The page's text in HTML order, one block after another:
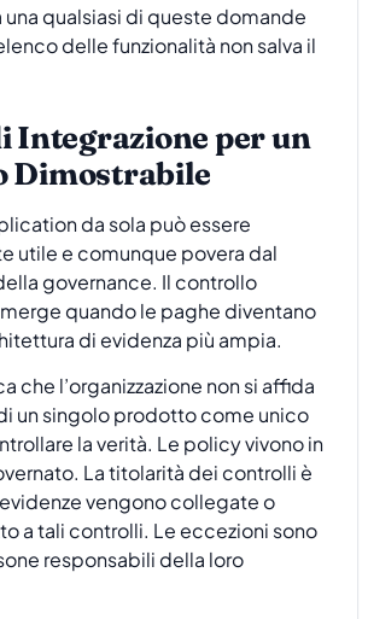
una qualsiasi di queste domande
delle funzionalità non salva il
Integrazione per un
Dimostrabile
da sola può essere
utile e comunque povera dal
governance. Il controllo
quando le paghe diventano
di evidenza più ampia.
che l’organizzazione non si affida
un singolo prodotto come unico
la verità. Le policy vivono in
La titolarità dei controlli è
vengono collegate o
a tali controlli. Le eccezioni sono
responsabili della loro